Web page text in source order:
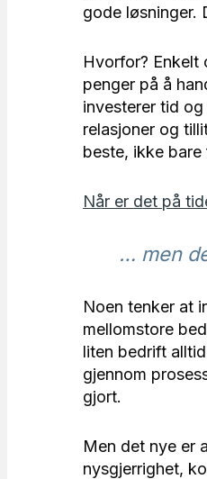
gode løsninger.
Hvorfor? Enkelt
penger på å
investerer tid
relasjoner og
beste, ikke bare
Når er det på
… men
Noen tenker at
mellomstore
liten bedrift
gjennom
gjort.
Men det nye er
nysgjerrighet,